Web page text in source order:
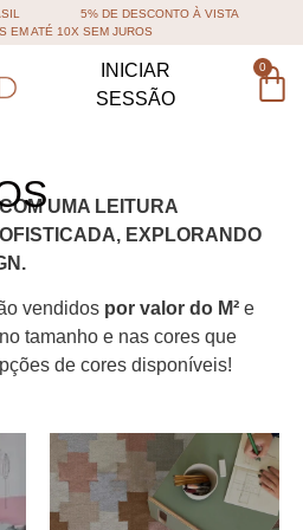
5% DE DESCONTO À VISTA
EM ATÉ 10X SEM JUROS
INICIAR
SESSÃO
0
UMA LEITURA
EXPLORANDO
vendidos por valor do M² e
tamanho e nas cores que
de cores disponíveis!